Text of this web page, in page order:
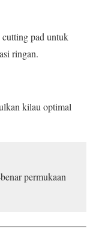
pad untuk
ringan.
kilau optimal
permukaan